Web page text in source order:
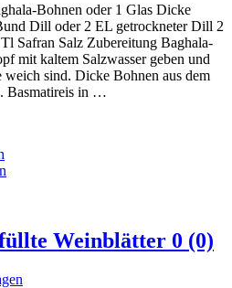
Bohnen oder 1 Glas Dicke
Dill oder 2 EL getrockneter Dill 2
Safran Salz Zubereitung Baghala-
mit kaltem Salzwasser geben und
sind. Dicke Bohnen aus dem
Basmatireis in …
Weinblätter 0 (0)